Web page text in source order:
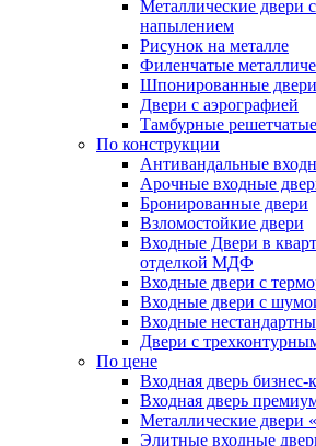
Металлические двери
напылением
Рисунок на металле
Филенчатые
Шпонированные двери
Двери с аэрографией
Тамбурные
По конструкции
Антивандальные
Арочные входные
Бронированные двери
Взломостойкие двери
Входные Двери в
отделкой МДФ
Входные двери с
Входные двери с
Входные
Двери с
По цене
Входная дверь бизнес-
Входная дверь
Металлические двери
Элитные входные